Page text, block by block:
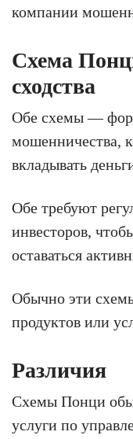
компании
Схема
сходства
Обе схемы —
мошенничества,
вкладывать
Обе требуют
инвесторов,
оставаться
Обычно эти
продуктов или
Различия
Схемы Понци
услуги по